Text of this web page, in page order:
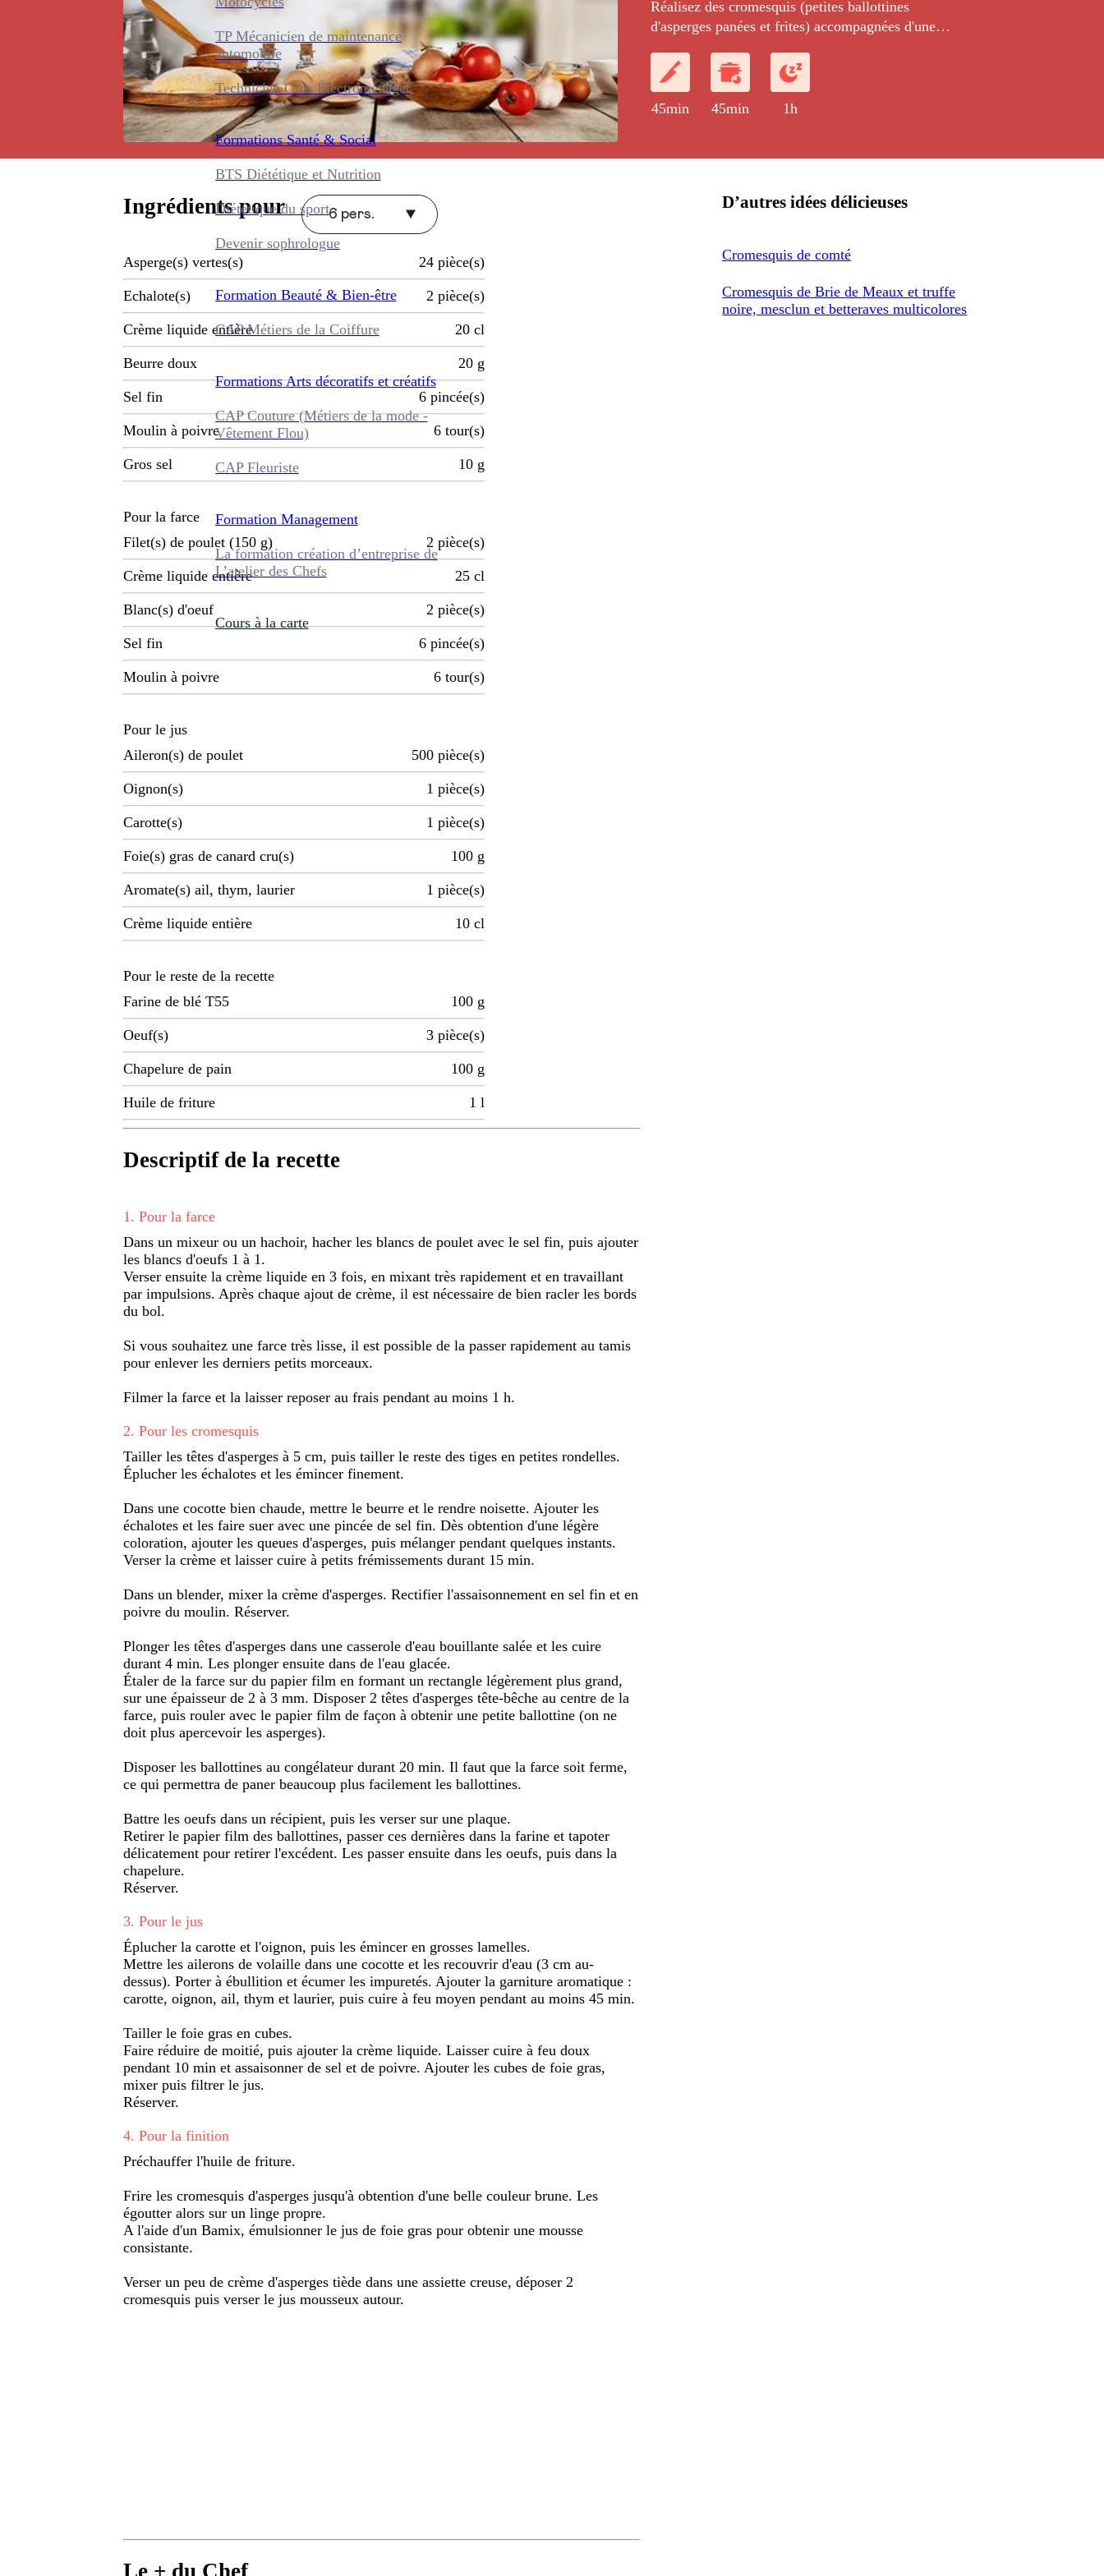
TP Mécanicien de maintenance
automobile
Technicien Gros Électroménager
Formations Santé & Social
BTS Diététique et Nutrition
Diététique du sport
Devenir sophrologue
Formation Beauté & Bien-être
CAP Métiers de la Coiffure
Formations Arts décoratifs et créatifs
CAP Couture (Métiers de la mode -
Vêtement Flou)
CAP Fleuriste
Formation Management
La formation création d’entreprise de
L’atelier des Chefs
Cours à la carte
Réalisez des cromesquis (petites ballottines
d'asperges panées et frites) accompagnées d'une
45min 45min 1h
Ingrédients pour 6 pers.
Asperge(s) vertes(s) 24 pièce(s)
Echalote(s) 2 pièce(s)
Crème liquide entière 20 cl
Beurre doux 20 g
Sel fin 6 pincée(s)
Moulin à poivre 6 tour(s)
Gros sel 10 g
Pour la farce
Filet(s) de poulet (150 g)
2 pièce(s)
Crème liquide entière 25 cl
Blanc(s) d'oeuf 2 pièce(s)
Sel fin 6 pincée(s)
Moulin à poivre 6 tour(s)
Pour le jus
Aileron(s) de poulet
500 pièce(s)
Oignon(s) 1 pièce(s)
Carotte(s) 1 pièce(s)
Foie(s) gras de canard cru(s) 100 g
Aromate(s) ail, thym, laurier 1 pièce(s)
Crème liquide entière 10 cl
Pour le reste de la recette
Farine de blé T55
100 g
Oeuf(s) 3 pièce(s)
Chapelure de pain 100 g
Huile de friture 1 l
Descriptif de la recette
1 . Pour la farce
Dans un mixeur ou un hachoir, hacher les blancs de poulet avec le sel fin, puis ajouter
les blancs d'oeufs 1 à 1.
Verser ensuite la crème liquide en 3 fois, en mixant très rapidement et en travaillant
par impulsions. Après chaque ajout de crème, il est nécessaire de bien racler les bords
du bol.
Si vous souhaitez une farce très lisse, il est possible de la passer rapidement au tamis
pour enlever les derniers petits morceaux.
Filmer la farce et la laisser reposer au frais pendant au moins 1 h.
2. Pour les cromesquis
Tailler les têtes d'asperges à 5 cm, puis tailler le reste des tiges en petites rondelles.
Éplucher les échalotes et les émincer finement.
Dans une cocotte bien chaude, mettre le beurre et le rendre noisette. Ajouter les
échalotes et les faire suer avec une pincée de sel fin. Dès obtention d'une légère
coloration, ajouter les queues d'asperges, puis mélanger pendant quelques instants.
Verser la crème et laisser cuire à petits frémissements durant 15 min.
Dans un blender, mixer la crème d'asperges. Rectifier l'assaisonnement en sel fin et en
poivre du moulin. Réserver.
Plonger les têtes d'asperges dans une casserole d'eau bouillante salée et les cuire
durant 4 min. Les plonger ensuite dans de l'eau glacée.
Étaler de la farce sur du papier film en formant un rectangle légèrement plus grand,
sur une épaisseur de 2 à 3 mm. Disposer 2 têtes d'asperges tête-bêche au centre de la
farce, puis rouler avec le papier film de façon à obtenir une petite ballottine (on ne
doit plus apercevoir les asperges).
Disposer les ballottines au congélateur durant 20 min. Il faut que la farce soit ferme,
ce qui permettra de paner beaucoup plus facilement les ballottines.
Battre les oeufs dans un récipient, puis les verser sur une plaque.
Retirer le papier film des ballottines, passer ces dernières dans la farine et tapoter
délicatement pour retirer l'excédent. Les passer ensuite dans les oeufs, puis dans la
chapelure.
Réserver.
3. Pour le jus
Éplucher la carotte et l'oignon, puis les émincer en grosses lamelles.
Mettre les ailerons de volaille dans une cocotte et les recouvrir d'eau (3 cm au-
dessus). Porter à ébullition et écumer les impuretés. Ajouter la garniture aromatique :
carotte, oignon, ail, thym et laurier, puis cuire à feu moyen pendant au moins 45 min.
Tailler le foie gras en cubes.
Faire réduire de moitié, puis ajouter la crème liquide. Laisser cuire à feu doux
pendant 10 min et assaisonner de sel et de poivre. Ajouter les cubes de foie gras,
mixer puis filtrer le jus.
Réserver.
4. Pour la finition
Préchauffer l'huile de friture.
Frire les cromesquis d'asperges jusqu'à obtention d'une belle couleur brune. Les
égoutter alors sur un linge propre.
A l'aide d'un Bamix, émulsionner le jus de foie gras pour obtenir une mousse
consistante.
Verser un peu de crème d'asperges tiède dans une assiette creuse, déposer 2
cromesquis puis verser le jus mousseux autour.
D’autres idées délicieuses
Cromesquis de comté
Cromesquis de Brie de Meaux et truffe
noire, mesclun et betteraves multicolores